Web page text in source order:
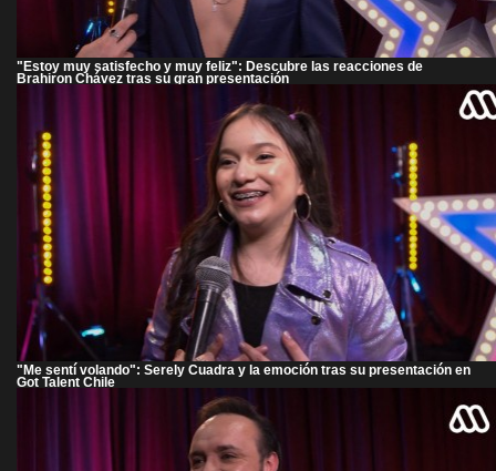
"Estoy muy satisfecho y muy feliz": Descubre las reacciones de
Brahiron Chávez tras su gran presentación
"Me sentí volando": Serely Cuadra y la emoción tras su presentación en
Got Talent Chile